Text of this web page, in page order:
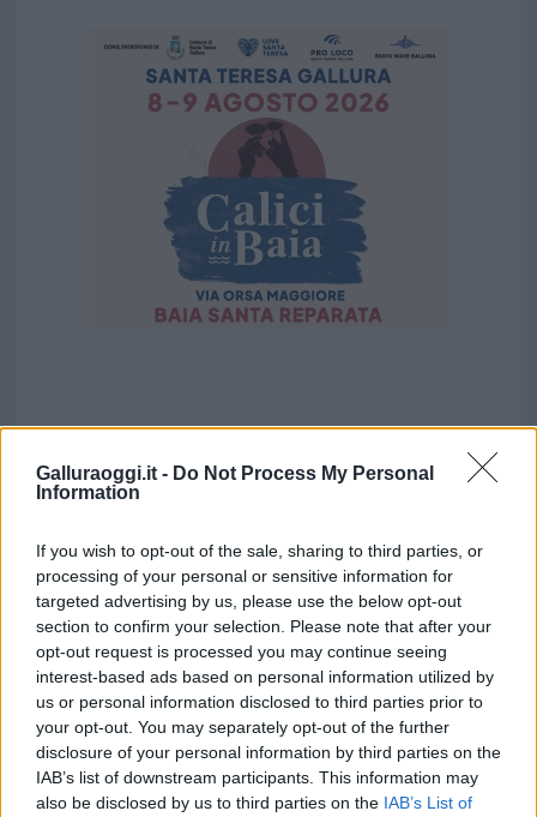
Galluraoggi.it - Do Not Process My Personal
Information
If you wish to opt-out of the sale, sharing to third parties, or
processing of your personal or sensitive information for
targeted advertising by us, please use the below opt-out
section to confirm your selection. Please note that after your
opt-out request is processed you may continue seeing
interest-based ads based on personal information utilized by
us or personal information disclosed to third parties prior to
your opt-out. You may separately opt-out of the further
disclosure of your personal information by third parties on the
IAB’s list of downstream participants. This information may
also be disclosed by us to third parties on the IAB’s List of